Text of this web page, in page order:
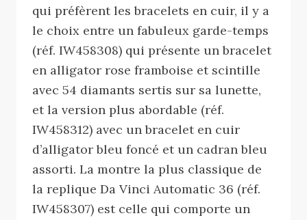
qui préfèrent les bracelets en cuir, il y a
le choix entre un fabuleux garde-temps
(réf. IW458308) qui présente un bracelet
en alligator rose framboise et scintille
avec 54 diamants sertis sur sa lunette,
et la version plus abordable (réf.
IW458312) avec un bracelet en cuir
d’alligator bleu foncé et un cadran bleu
assorti. La montre la plus classique de
la replique Da Vinci Automatic 36 (réf.
IW458307) est celle qui comporte un